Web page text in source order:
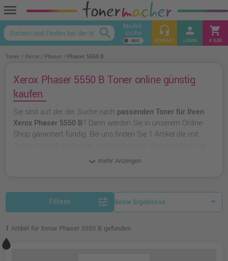
menu
keyboard_arrow_up
search Modell-
suche headset_mic
KONTAKT
person
LOGIN
shopping_cart
€ 0,00
Toner Xerox Phaser Phaser 5550 B
Xerox Phaser 5550 B Toner online günstig
kaufen
Sie sind auf der der Suche nach passenden Toner für Ihren
Xerox Phaser 5550 B? Dann werden Sie in unserem Online-
Shop garantiert fündig. Bei uns finden Sie 1 Artikel die mit
originalen Toner von Xerox wählen oder zu
mehr Anzeigen
Filtern tune
1 Artikel für Xerox Phaser 5550 B gefunden